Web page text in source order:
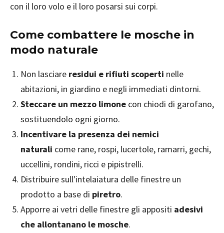
con il loro volo e il loro posarsi sui corpi.
Come combattere le mosche in
modo naturale
Non lasciare residui e rifiuti scoperti nelle
abitazioni, in giardino e negli immediati dintorni.
Steccare un mezzo limone con chiodi di garofano,
sostituendolo ogni giorno.
Incentivare la presenza dei nemici
naturali come rane, rospi, lucertole, ramarri, gechi,
uccellini, rondini, ricci e pipistrelli.
Distribuire sull'intelaiatura delle finestre un
prodotto a base di piretro.
Apporre ai vetri delle finestre gli appositi adesivi
che allontanano le mosche.